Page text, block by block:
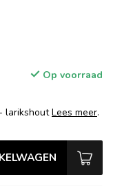
Op voorraad
larikshoutLees meer.